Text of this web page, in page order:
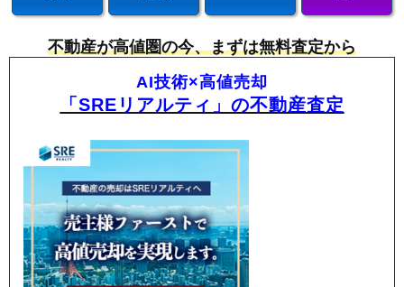
不動産が高値圏の今、まずは無料査定から
AI技術×高値売却
「SREリアルティ」の不動産査定